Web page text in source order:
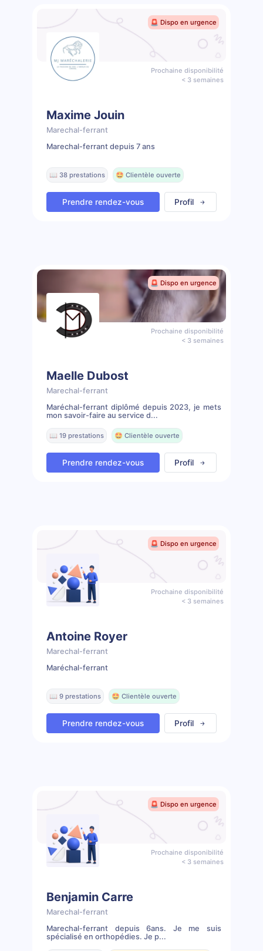
🚨 Dispo en urgence
Prochaine disponibilité
< 3 semaines
Maxime Jouin
Marechal-ferrant
Marechal-ferrant depuis 7 ans
📖 38 prestations 🤩 Clientèle ouverte
Prendre rendez-vous Profil
🚨 Dispo en urgence
Prochaine disponibilité
< 3 semaines
Maelle Dubost
Marechal-ferrant
Maréchal-ferrant diplômé depuis 2023, je mets
mon savoir-faire au service d...
📖 19 prestations 🤩 Clientèle ouverte
Prendre rendez-vous Profil
🚨 Dispo en urgence
Prochaine disponibilité
< 3 semaines
Antoine Royer
Marechal-ferrant
Maréchal-ferrant
📖 9 prestations 🤩 Clientèle ouverte
Prendre rendez-vous Profil
🚨 Dispo en urgence
Prochaine disponibilité
< 3 semaines
Benjamin Carre
Marechal-ferrant
Marechal-ferrant depuis 6ans. Je me suis
spécialisé en orthopédies. Je p...